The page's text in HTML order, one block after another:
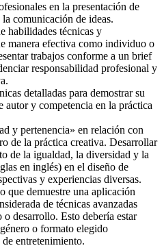
en la presentación de
comunicación de ideas.
habilidades técnicas y
manera efectiva como individuo o
trabajos conforme a un brief
responsabilidad profesional y
detalladas para demostrar su
autor y competencia en la práctica
y pertenencia» en relación con
de la práctica creativa. Desarrollar
de la igualdad, la diversidad y la
en inglés) en el diseño de
y experiencias diversas.
que demuestre una aplicación
de técnicas avanzadas
o desarrollo. Esto debería estar
o formato elegido
entretenimiento.